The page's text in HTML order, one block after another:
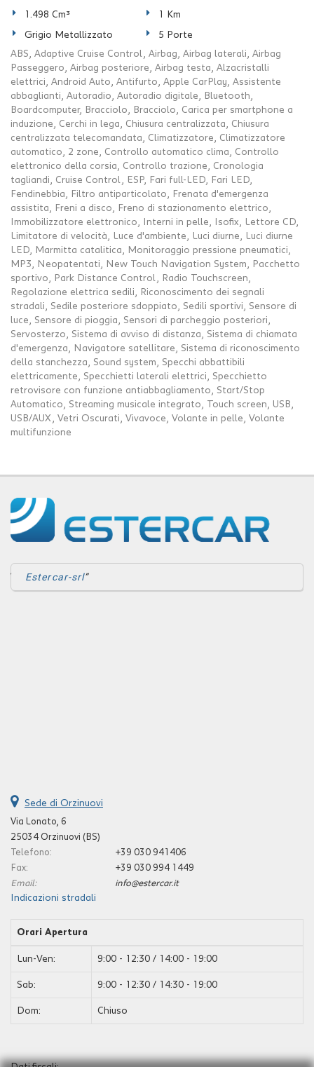
1.498 Cm³ 1 Km
Grigio Metallizzato
5 Porte
ABS, Adaptive Cruise Control, Airbag, Airbag laterali, Airbag
Passeggero, Airbag posteriore, Airbag testa, Alzacristalli
elettrici, Android Auto, Antifurto, Apple CarPlay, Assistente
abbaglianti, Autoradio, Autoradio digitale, Bluetooth,
Boardcomputer, Bracciolo, Bracciolo, Carica per smartphone a
induzione, Cerchi in lega, Chiusura centralizzata, Chiusura
centralizzata telecomandata, Climatizzatore, Climatizzatore
automatico, 2 zone, Controllo automatico clima, Controllo
elettronico della corsia, Controllo trazione, Cronologia
tagliandi, Cruise Control, ESP, Fari full-LED, Fari LED,
Fendinebbia, Filtro antiparticolato, Frenata d'emergenza
assistita, Freni a disco, Freno di stazionamento elettrico,
Immobilizzatore elettronico, Interni in pelle, Isofix, Lettore CD,
Limitatore di velocità, Luce d'ambiente, Luci diurne, Luci diurne
LED, Marmitta catalitica, Monitoraggio pressione pneumatici,
MP3, Neopatentati, New Touch Navigation System, Pacchetto
sportivo, Park Distance Control, Radio Touchscreen,
Regolazione elettrica sedili, Riconoscimento dei segnali
stradali, Sedile posteriore sdoppiato, Sedili sportivi, Sensore di
luce, Sensore di pioggia, Sensori di parcheggio posteriori,
Servosterzo, Sistema di avviso di distanza, Sistema di chiamata
d'emergenza, Navigatore satellitare, Sistema di riconoscimento
della stanchezza, Sound system, Specchi abbattibili
elettricamente, Specchietti laterali elettrici, Specchietto
retrovisore con funzione antiabbagliamento, Start/Stop
Automatico, Streaming musicale integrato, Touch screen, USB,
USB/AUX, Vetri Oscurati, Vivavoce, Volante in pelle, Volante
multifunzione
Estercar-srl
Sede di Orzinuovi
Via Lonato, 6
25034 Orzinuovi (BS)
Telefono:
+39 030 941406
Fax:
+39 030 994 1449
Email:
info@estercar.it
Indicazioni stradali
Orari Apertura
Lun-Ven: 9:00 - 12:30 / 14:00 - 19:00
Sab: 9:00 - 12:30 / 14:30 - 19:00
Dom: Chiuso
Dati fiscali: